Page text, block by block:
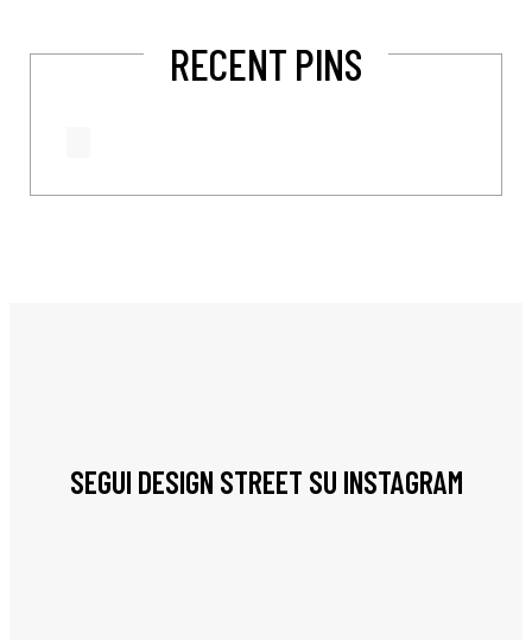
RECENT PINS
SEGUI DESIGN STREET SU INSTAGRAM